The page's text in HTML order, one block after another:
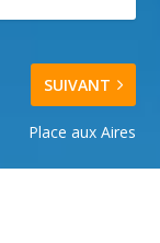
SUIVANT
Place aux Aires